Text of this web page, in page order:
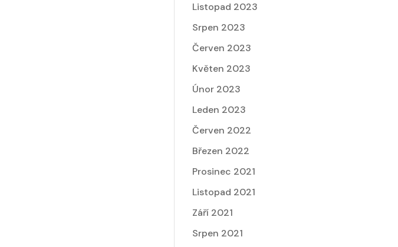
Listopad 2023
Srpen 2023
Červen 2023
Květen 2023
Únor 2023
Leden 2023
Červen 2022
Březen 2022
Prosinec 2021
Listopad 2021
Září 2021
Srpen 2021